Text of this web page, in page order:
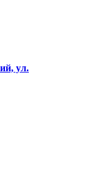
ул.